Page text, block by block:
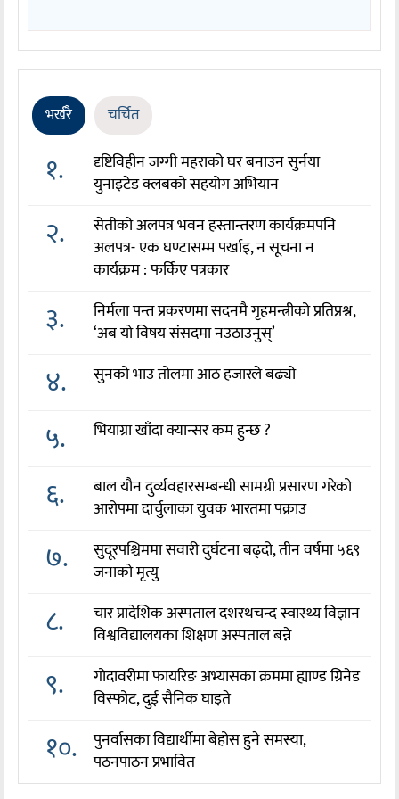
भर्खरै चर्चित
१.
दृष्टिविहीन जग्गी महराको घर बनाउन सुर्नया
युनाइटेड क्लबको सहयोग अभियान
२.
सेतीको अलपत्र भवन हस्तान्तरण कार्यक्रमपनि
अलपत्र- एक घण्टासम्म पर्खाइ, न सूचना न
कार्यक्रम : फर्किए पत्रकार
३.
निर्मला पन्त प्रकरणमा सदनमै गृहमन्त्रीको प्रतिप्रश्न,
‘अब यो विषय संसदमा नउठाउनुस्’
४. सुनको भाउ तोलमा आठ हजारले बढ्यो
५. भियाग्रा खाँदा क्यान्सर कम हुन्छ ?
६.
बाल यौन दुर्व्यवहारसम्बन्धी सामग्री प्रसारण गरेको
आरोपमा दार्चुलाका युवक भारतमा पक्राउ
७.
सुदूरपश्चिममा सवारी दुर्घटना बढ्दो, तीन वर्षमा ५६९
जनाको मृत्यु
८.
चार प्रादेशिक अस्पताल दशरथचन्द स्वास्थ्य विज्ञान
विश्वविद्यालयका शिक्षण अस्पताल बन्ने
९.
गोदावरीमा फायरिङ अभ्यासका क्रममा ह्याण्ड ग्रिनेड
विस्फोट, दुई सैनिक घाइते
१०.
पुनर्वासका विद्यार्थीमा बेहोस हुने समस्या,
पठनपाठन प्रभावित